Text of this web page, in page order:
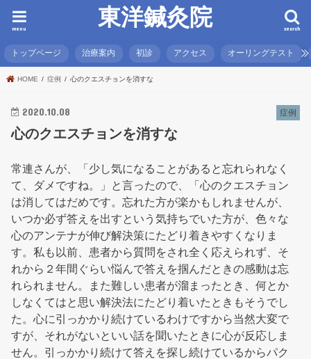
東洋鍼灸院 search
menu
トップページ 治療案内 初診 アクセス オーリングテスト
HOME 症例 心のクエスチョンを消すな
症例
2020.10.08
心のクエスチョンを消すな
常連さんが、「少し気になることがあると忘れられなく
て、ダメですね。」と言ったので、「心のクエスチョン
は消してはだめです。忘れた方が楽かもしれませんが、
いつか必ず答えを出すという気持ちでいた方が、色々な
心のアンテナが伸び解決策にたどり着きやすくなりま
す。私も以前、患者から質問をされ全く応えられず、そ
れから２年間ぐらい悩んで答えを掴んだときの感動は忘
れられません。また難しい患者が溜まったとき、何とか
しなくてはと思い解決法にたどり着いたときもそうでし
た。心に引っかかり続けているわけですから当然大変で
すが、それがないといい話を聞いたときに心が反応しま
せん。引っかかり続けて答えを探し続けているからパク